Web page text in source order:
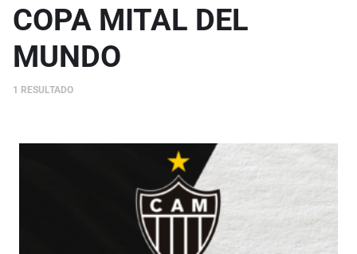
COPA MITAL DEL
MUNDO
1 RESULTADO